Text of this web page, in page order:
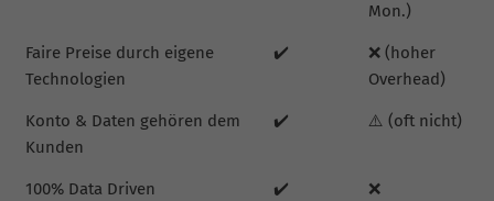
Mon.)
Faire Preise durch eigene
Technologien
✔️
❌ (hoher
Overhead)
Konto & Daten gehören dem
Kunden
✔️ ⚠️ (oft nicht)
100% Data Driven ✔️ ❌